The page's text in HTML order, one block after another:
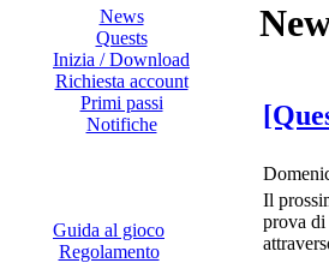
News
Quests
Inizia / Download
Richiesta account
Primi passi
Notifiche
Guida al gioco
Regolamento
Il
prova di